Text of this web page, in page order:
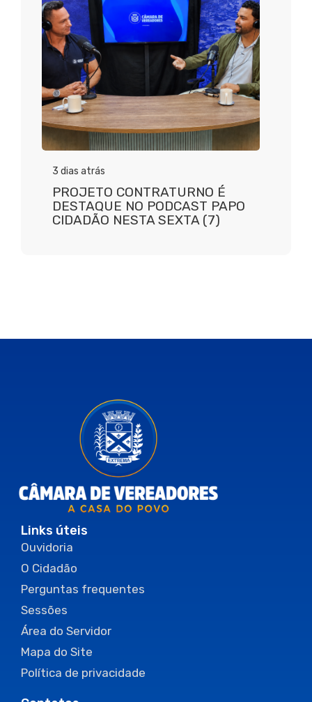
3 dias atrás
PROJETO CONTRATURNO É
DESTAQUE NO PODCAST PAPO
CIDADÃO NESTA SEXTA (7)
Links úteis
Ouvidoria
O Cidadão
Perguntas frequentes
Sessões
Área do Servidor
Mapa do Site
Política de privacidade